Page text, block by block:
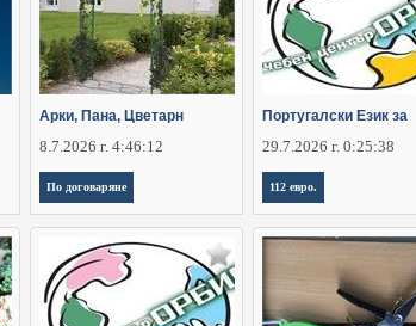
Арки, Пана, Цветарн
8.7.2026 г. 4:46:12
По договаряне
Португалски Език за
29.7.2026 г. 0:25:38
112 евро.